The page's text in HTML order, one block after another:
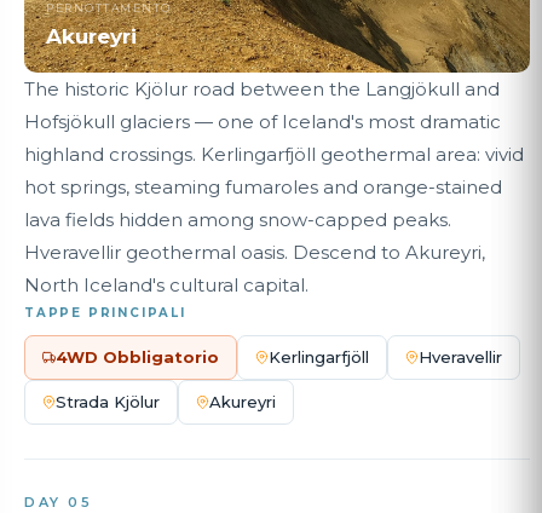
PERNOTTAMENTO
Akureyri
The historic Kjölur road between the Langjökull and
Hofsjökull glaciers — one of Iceland's most dramatic
highland crossings. Kerlingarfjöll geothermal area: vivid
hot springs, steaming fumaroles and orange-stained
lava fields hidden among snow-capped peaks.
Hveravellir geothermal oasis. Descend to Akureyri,
North Iceland's cultural capital.
TAPPE PRINCIPALI
4WD Obbligatorio Kerlingarfjöll Hveravellir
Strada Kjölur Akureyri
DAY 05